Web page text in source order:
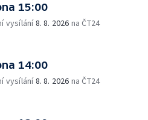
15:00
vysílání8. 8. 2026 na ČT24
14:00
vysílání8. 8. 2026 na ČT24